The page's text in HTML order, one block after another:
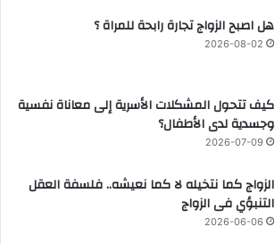
هل اصبح الزواج تجارة رابحة للمراة ؟
2026-08-02
كيف تتحول المشكلات الأسرية إلى معاناة نفسية
وجسدية لدى الأطفال؟
2026-07-09
الزواج كما نتخيله لا كما نعيشه.. فلسفة العقل
التنبؤي فى الزواج
2026-06-06